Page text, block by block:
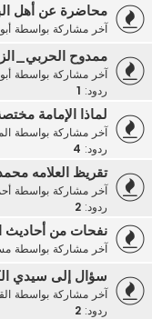
محاضرة عن أهل
آخر مشاركة بواسطة
ممدوح
آخر مشاركة بواسطة
ردود:
لماذا الإمامة
آخر مشاركة بواسطة
ردود: 4
تقريظ العلامه
آخر مشاركة بواسطة
ردود: 2
نفحات من أحاديث
آخر مشاركة بواسطة
سؤال إلى سيدي
آخر مشاركة بواسطة
ردود: 2